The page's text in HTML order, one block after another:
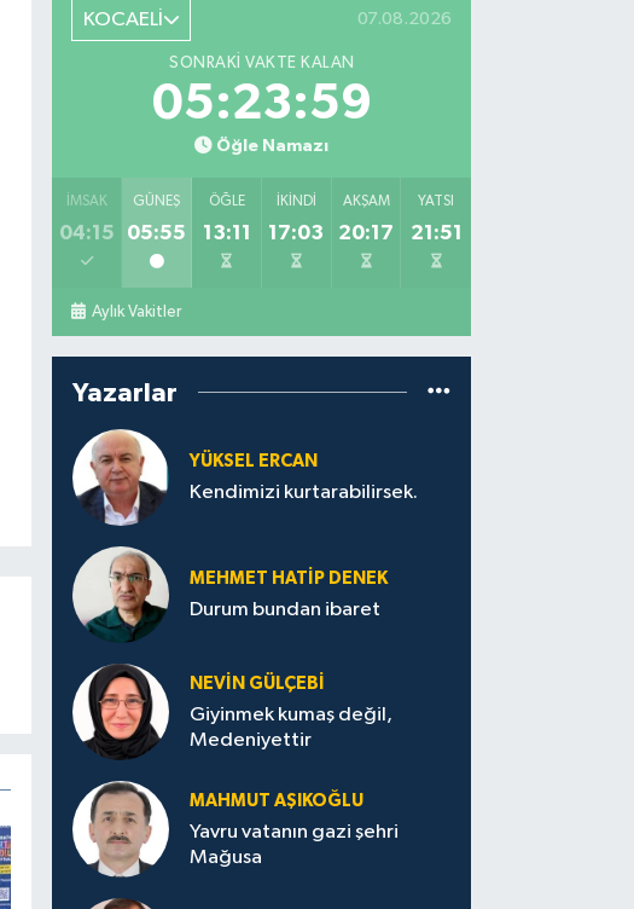
KOCAELİ 07.08.2026
SONRAKI VAKTE KALAN
05:23:58
Öğle Namazı
İMSAK
04:15
GÜNEŞ
05:55
ÖĞLE
13:11
İKINDI
17:03
AKŞAM
20:17
YATSI
21:51
Aylık Vakitler
Yazarlar
YÜKSEL ERCAN
Kendimizi kurtarabilirsek.
MEHMET HATİP DENEK
Durum bundan ibaret
NEVİN GÜLÇEBİ
Giyinmek kumaş değil,
Medeniyettir
MAHMUT AŞIKOĞLU
Yavru vatanın gazi şehri
Mağusa